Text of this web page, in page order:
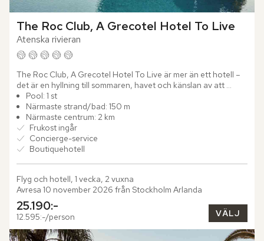
The Roc Club, A Grecotel Hotel To Live
Atenska rivieran
The Roc Club, A Grecotel Hotel To Live är mer än ett hotell –
det är en hyllning till sommaren, havet och känslan av att
verkligen leva. Intill Vouliagmenis glittrande kustlinje...
Pool: 1 st
Närmaste strand/bad: 150 m
Närmaste centrum: 2 km
Frukost ingår
Concierge-service
Boutiquehotell
Flyg och hotell, 1 vecka, 2 vuxna
Avresa 10 november 2026 från Stockholm Arlanda
25.190:-
12.595:-/person VÄLJ